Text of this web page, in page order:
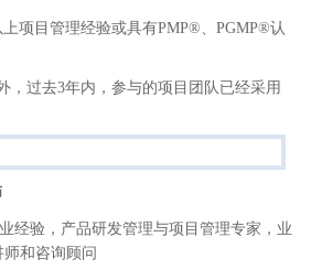
项目管理经验或具有PMP®、PGMP®认
，过去3年内，参与的项目团队已经采用
经验，产品研发管理与项目管理专家，业
师和咨询顾问